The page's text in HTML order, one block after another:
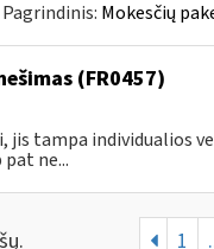
Pagrindinis: Mokesčių
(FR0457)
jis tampa individualios
ne...
1